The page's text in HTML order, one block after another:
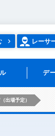
レーサ
デ
出場予定）